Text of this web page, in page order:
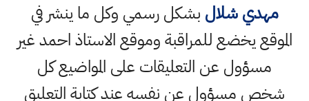
مهدي شلال بشكل رسمي وكل ما ينشر في
الموقع يخضع للمراقبة وموقع الاستاذ احمد غير
مسؤول عن التعليقات على المواضيع كل
شخص مسؤول عن نفسه عند كتابة التعليق